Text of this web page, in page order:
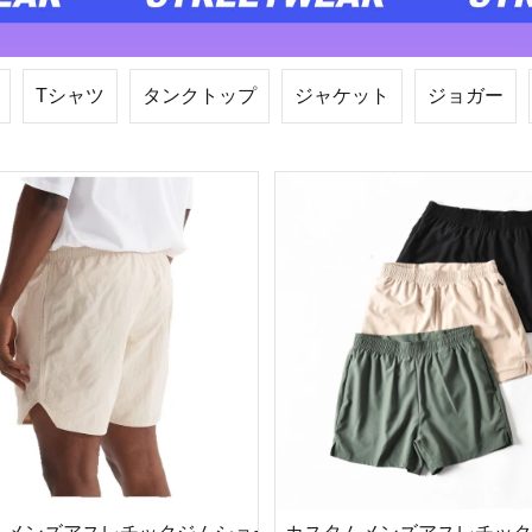
Tシャツ タンクトップ ジャケット ジョガー